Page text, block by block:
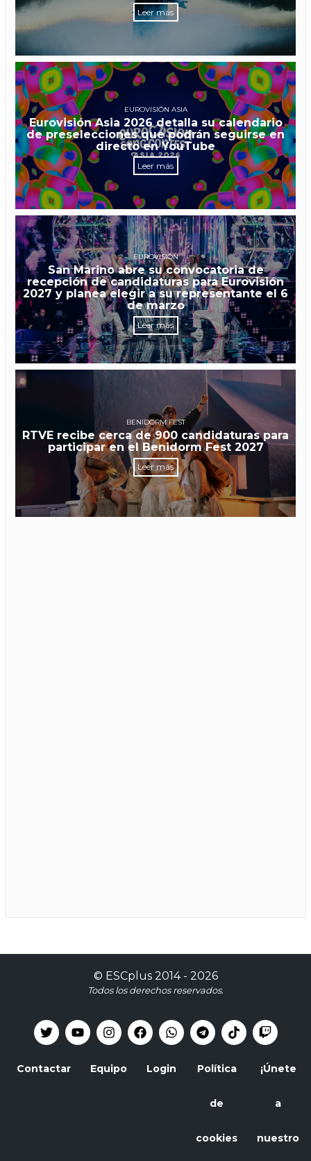
Leer más
EUROVISIÓN ASIA
Eurovisión Asia 2026 detalla su calendario
de preselecciones que podrán seguirse en
directo en YouTube
Leer más
EUROVISIÓN
San Marino abre su convocatoria de
recepción de candidaturas para Eurovisión
2027 y planea elegir a su representante el 6
de marzo
Leer más
BENIDORM FEST
RTVE recibe cerca de 900 candidaturas para
participar en el Benidorm Fest 2027
Leer más
© ESCplus2014 - 2026
Todos los derechos reservados.
Contactar Equipo Login Política
de
cookies
¡Únete
a
nuestro